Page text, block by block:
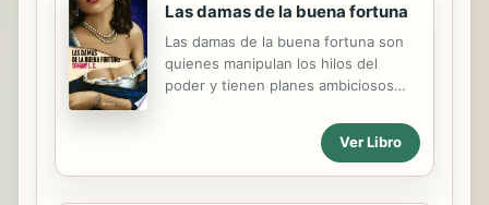
Las damas de la buena fortuna
Las damas de la buena fortuna son
quienes manipulan los hilos del
poder y tienen planes ambiciosos
En plena dinastía Tudor y con el
desfile de amantes en la corte del
rey Enrique VIII, en el Condado de
Ver Libro